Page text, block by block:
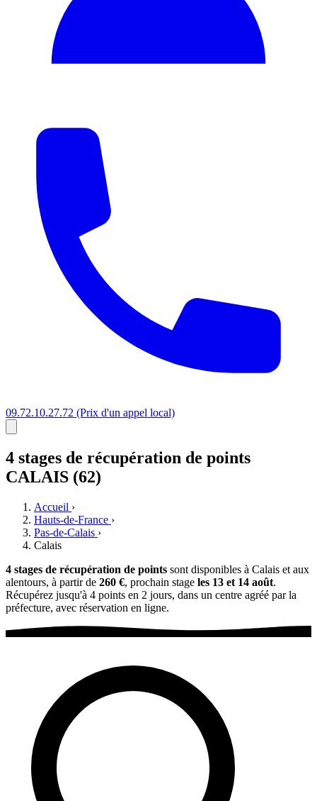
09.72.10.27.72 (Prix d'un appel local)
4 stages de récupération de points
CALAIS (62)
Accueil ›
Hauts-de-France ›
Pas-de-Calais ›
Calais
4 stages de récupération de points sont disponibles à Calais et aux
alentours, à partir de 260 €, prochain stage les 13 et 14 août.
Récupérez jusqu'à 4 points en 2 jours, dans un centre agréé par la
préfecture, avec réservation en ligne.